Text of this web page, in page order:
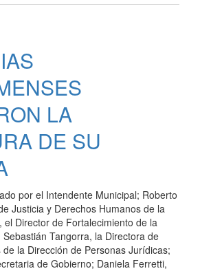
LA
DE SU
por el Intendente Municipal; Roberto
Justicia y Derechos Humanos de la
el Director de Fortalecimiento de la
Sebastián Tangorra, la Directora de
la Dirección de Personas Jurídicas;
de Gobierno; Daniela Ferretti,